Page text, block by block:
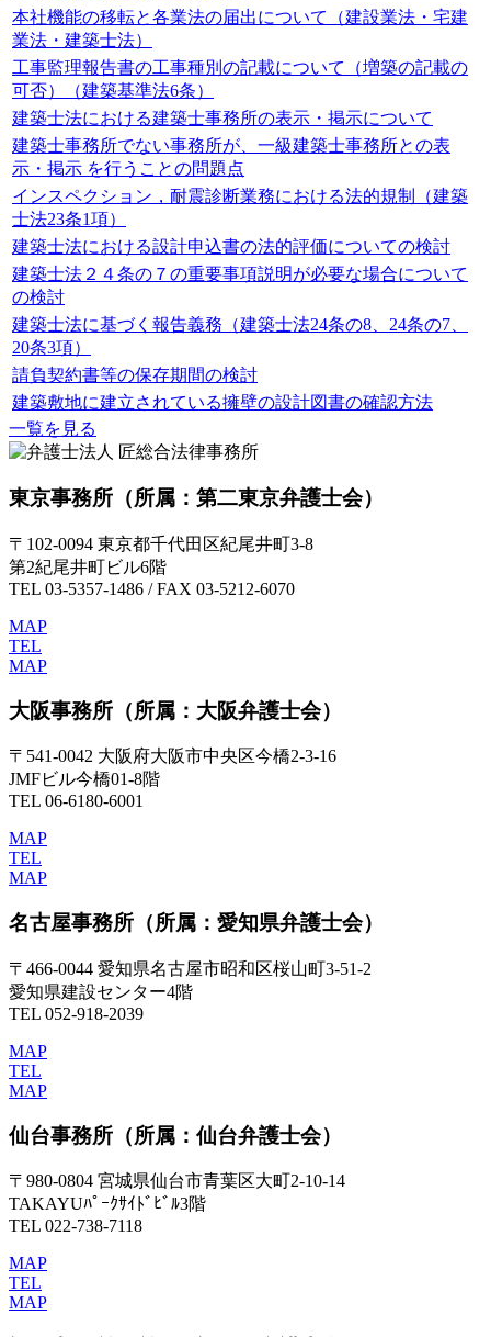
本社機能の移転と各業法の届出について（建設業法・宅建
業法・建築士法）
工事監理報告書の工事種別の記載について（増築の記載の
可否）（建築基準法6条）
建築士法における建築士事務所の表示・掲示について
建築士事務所でない事務所が、一級建築士事務所との表
示・掲示 を行うことの問題点
インスペクション，耐震診断業務における法的規制（建築
士法23条1項）
建築士法における設計申込書の法的評価についての検討
建築士法２４条の７の重要事項説明が必要な場合について
の検討
建築士法に基づく報告義務（建築士法24条の8、24条の7、
20条3項）
請負契約書等の保存期間の検討
建築敷地に建立されている擁壁の設計図書の確認方法
一覧を見る
東京事務所 （所属：第二東京弁護士会）
〒102-0094 東京都千代田区紀尾井町3-8
第2紀尾井町ビル6階
TEL 03-5357-1486 / FAX 03-5212-6070
MAP
TEL
MAP
大阪事務所 （所属：大阪弁護士会）
〒541-0042 大阪府大阪市中央区今橋2-3-16
JMFビル今橋01-8階
TEL 06-6180-6001
MAP
TEL
MAP
名古屋事務所 （所属：愛知県弁護士会）
〒466-0044 愛知県名古屋市昭和区桜山町3-51-2
愛知県建設センター4階
TEL 052-918-2039
MAP
TEL
MAP
仙台事務所 （所属：仙台弁護士会）
〒980-0804 宮城県仙台市青葉区大町2-10-14
TAKAYUﾊﾟｰｸｻｲﾄﾞﾋﾞﾙ3階
TEL 022-738-7118
MAP
TEL
MAP